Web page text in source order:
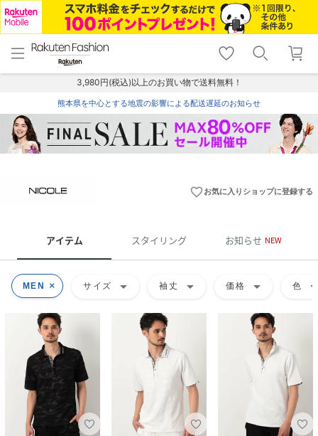
menu home
トップ
shopping_cart lock_outline
ログイン
3,980円(税込)以上のお買い物で送料無料！
熊本県を中心とする地震の影響による配送遅延のお知らせ
favorite_borderお気に入りショップに登録する
アイテム スタイリング お知らせ NEW
MEN サイズ arrow_drop_down 袖丈 arrow_drop_down 価格 arrow_drop_down 色